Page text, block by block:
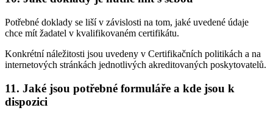
Potřebné doklady se liší v závislosti na tom, jaké uvedené údaje
chce mít žadatel v kvalifikovaném certifikátu.
Konkrétní náležitosti jsou uvedeny v Certifikačních politikách a na
internetových stránkách jednotlivých akreditovaných poskytovatelů.
11. Jaké jsou potřebné formuláře a kde jsou k
dispozici